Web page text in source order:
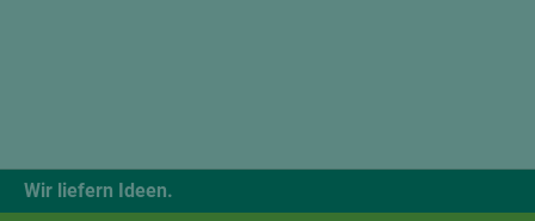
Wir liefern Ideen.